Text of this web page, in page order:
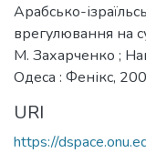
Арабсько-
врегулювання на
М. Захарченко ;
Одеса : Фенікс,
URI
https://